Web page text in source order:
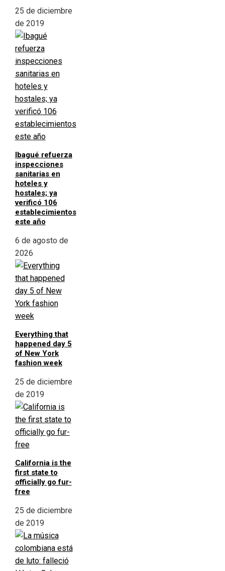
25 de diciembre
de 2019
Ibagué refuerza
inspecciones
sanitarias en
hoteles y
hostales; ya
verificó 106
establecimientos
este año
6 de agosto de
2026
Everything that
happened day 5
of New York
fashion week
25 de diciembre
de 2019
California is the
first state to
officially go fur-
free
25 de diciembre
de 2019